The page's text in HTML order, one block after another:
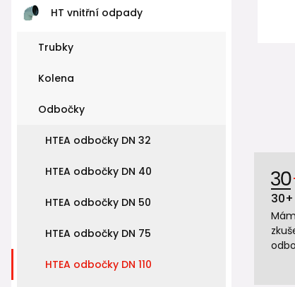
HT vnitřní odpady
Trubky
Kolena
Odbočky
HTEA odbočky DN 32
HTEA odbočky DN 40
HTEA odbočky DN 50
HTEA odbočky DN 75
HTEA odbočky DN 110
30+